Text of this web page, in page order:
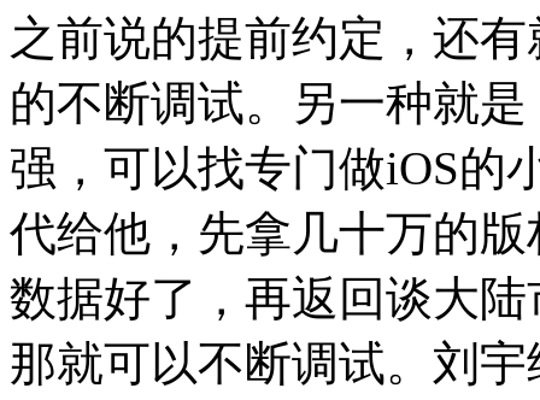
之前说的提前约定，还
的不断调试。另一种就
强，可以找专门做iOS的
代给他，先拿几十万的
数据好了，再返回谈大
那就可以不断调试。刘